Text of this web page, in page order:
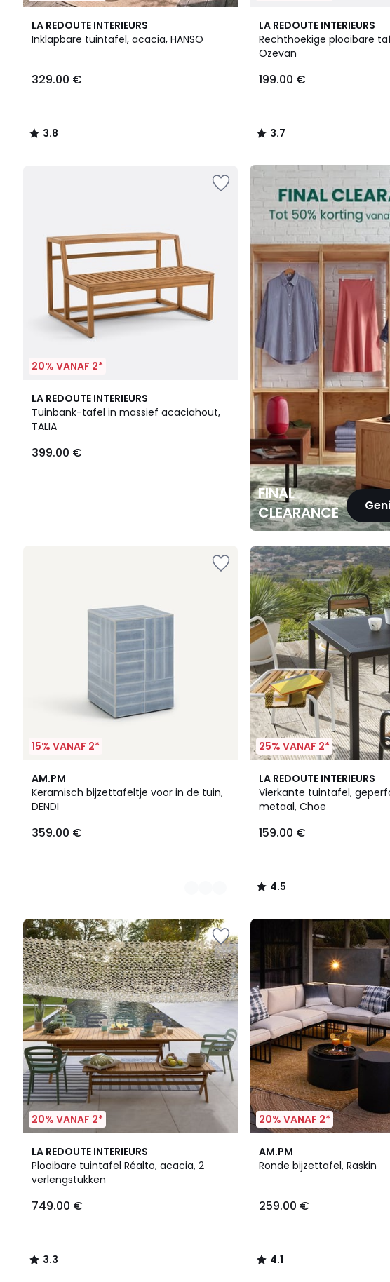
LA REDOUTE INTERIEURS
Inklapbare tuintafel, acacia, HANSO
€.
329.00 €
3.8
/ 5
3.8
/
LA REDOUTE INTERIEURS
Rechthoekige plooibare
Ozevan
199.00 €
3.7
/ 5
4
Kleuren
3.7
/
20% VANAF 2*
LA REDOUTE INTERIEURS
Tuinbank-tafel in massief acaciahout,
TALIA
399.00 €
FINAL
CLEARANCE
FINAL
CLEARANCE
15% VANAF 2*
AM.PM
Keramisch bijzettafeltje voor in de tuin,
DENDI
359.00 €
3
Kleuren
25% VANAF 2*
LA REDOUTE INTERIEURS
Vierkante tuintafel,
metaal, Choe
159.00 €
4.5
/ 5
4.5
/
20% VANAF 2*
LA REDOUTE INTERIEURS
Plooibare tuintafel Réalto, acacia, 2
verlengstukken
749.00 €
3.3
/ 5
3.3
/
20% VANAF 2*
AM.PM
Ronde bijzettafel, Raskin
259.00 €
4.1
/ 5
2
Kleuren
4.1
/